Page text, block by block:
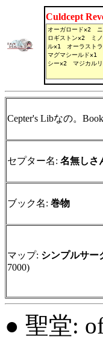
Culdcept
Cepter's Libなの。
セプター名: 名無しさ
ブック名: 巻物
マップ: シンプルサー
7000)
● 聖堂: